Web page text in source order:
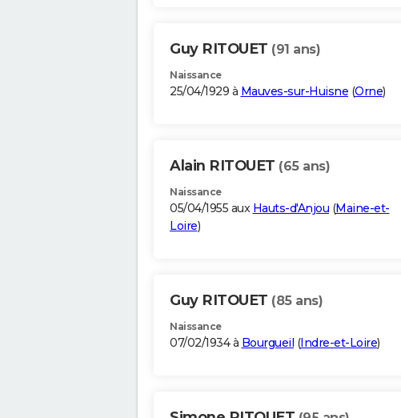
Guy RITOUET (91 ans)
Naissance
25/04/1929 à Mauves-sur-Huisne (Orne)
Alain RITOUET (65 ans)
Naissance
05/04/1955 aux Hauts-d'Anjou (Maine-et-
Loire)
Guy RITOUET (85 ans)
Naissance
07/02/1934 à Bourgueil (Indre-et-Loire)